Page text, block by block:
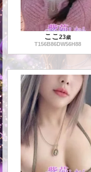
ここ 23歳
T156B86DW56H88